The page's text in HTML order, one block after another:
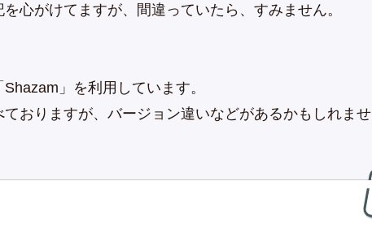
心がけてますが、間違っていたら、すみません。
」を利用しています。
おりますが、バージョン違いなどがあるかもしれませ